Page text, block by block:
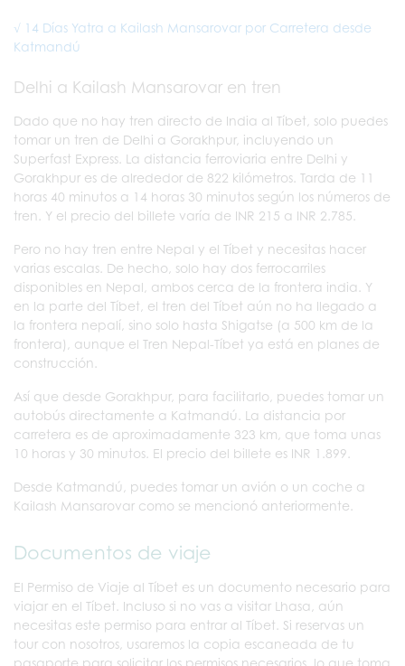
√ 14 Días Yatra a Kailash Mansarovar por Carretera desde
Katmandú
Delhi a Kailash Mansarovar en tren
Dado que no hay tren directo de India al Tíbet, solo puedes
tomar un tren de Delhi a Gorakhpur, incluyendo un
Superfast Express. La distancia ferroviaria entre Delhi y
Gorakhpur es de alrededor de 822 kilómetros. Tarda de 11
horas 40 minutos a 14 horas 30 minutos según los números de
tren. Y el precio del billete varía de INR 215 a INR 2.785.
Pero no hay tren entre Nepal y el Tíbet y necesitas hacer
varias escalas. De hecho, solo hay dos ferrocarriles
disponibles en Nepal, ambos cerca de la frontera india. Y
en la parte del Tíbet, el tren del Tíbet aún no ha llegado a
la frontera nepalí, sino solo hasta Shigatse (a 500 km de la
frontera), aunque el Tren Nepal-Tíbet ya está en planes de
construcción.
Así que desde Gorakhpur, para facilitarlo, puedes tomar un
autobús directamente a Katmandú. La distancia por
carretera es de aproximadamente 323 km, que toma unas
10 horas y 30 minutos. El precio del billete es INR 1.899.
Desde Katmandú, puedes tomar un avión o un coche a
Kailash Mansarovar como se mencionó anteriormente.
Documentos de viaje
El Permiso de Viaje al Tíbet es un documento necesario para
viajar en el Tíbet. Incluso si no vas a visitar Lhasa, aún
necesitas este permiso para entrar al Tíbet. Si reservas un
tour con nosotros, usaremos la copia escaneada de tu
pasaporte para solicitar los permisos necesarios, lo que toma